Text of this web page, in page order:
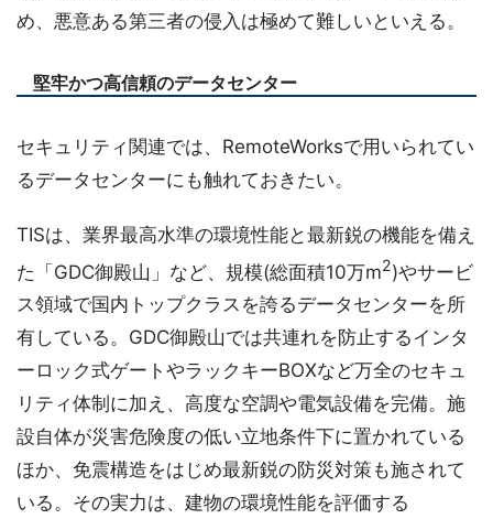
め、悪意ある第三者の侵入は極めて難しいといえる。
堅牢かつ高信頼のデータセンター
セキュリティ関連では、RemoteWorksで用いられてい
るデータセンターにも触れておきたい。
TISは、業界最高水準の環境性能と最新鋭の機能を備え
た「GDC御殿山」など、規模(総面積10万m2)やサービ
ス領域で国内トップクラスを誇るデータセンターを所
有している。GDC御殿山では共連れを防止するインタ
ーロック式ゲートやラックキーBOXなど万全のセキュ
リティ体制に加え、高度な空調や電気設備を完備。施
設自体が災害危険度の低い立地条件下に置かれている
ほか、免震構造をはじめ最新鋭の防災対策も施されて
いる。その実力は、建物の環境性能を評価する